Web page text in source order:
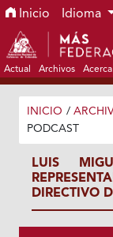
Ir al menú de
Ir al contenido
Ir al pie de página
Inicio Idioma
Actual Archivos
INICIO /
PODCAST
LUIS
DIRECTIVO